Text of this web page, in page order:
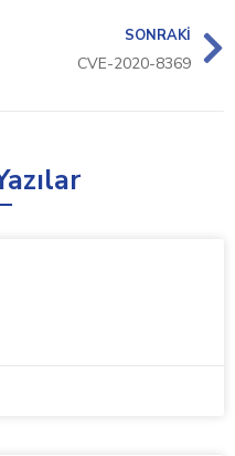
SONRAKI
CVE-2020-8369